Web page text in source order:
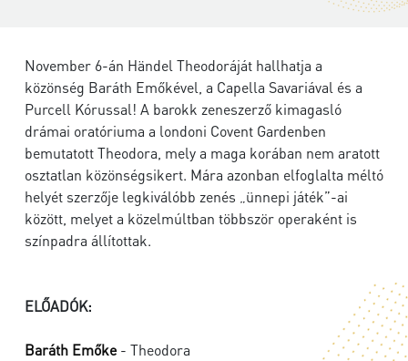
November 6-án Händel Theodoráját hallhatja a
közönség Baráth Emőkével, a Capella Savariával és a
Purcell Kórussal! A barokk zeneszerző kimagasló
drámai oratóriuma a londoni Covent Gardenben
bemutatott Theodora, mely a maga korában nem aratott
osztatlan közönségsikert. Mára azonban elfoglalta méltó
helyét szerzője legkiválóbb zenés „ünnepi játék”-ai
között, melyet a közelmúltban többször operaként is
színpadra állítottak.
ELŐADÓK:
Baráth Emőke- Theodora